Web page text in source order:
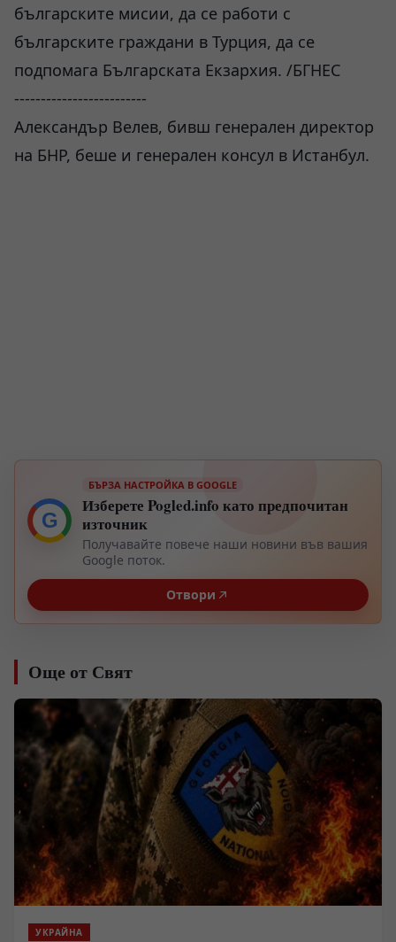
българските мисии, да се работи с
българските граждани в Турция, да се
подпомага Българската Екзархия. /БГНЕС
-------------------------
Александър Велев, бивш генерален директор
на БНР, беше и генерален консул в Истанбул.
G
БЪРЗА НАСТРОЙКА В GOOGLE
Изберете Pogled.info като предпочитан
източник
Получавайте повече наши новини във вашия
Google поток.
Отвори
Още от Свят
УКРАЙНА